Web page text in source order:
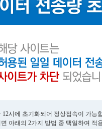
시에 초기화되어 정상접속이 가능
아래의 2가지 방법 중 택일하여 적